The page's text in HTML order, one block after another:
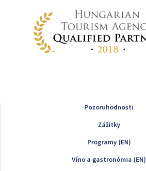
Pozoruhodnosti
Zážitky
Programy (EN)
Víno a gastronómia (EN)